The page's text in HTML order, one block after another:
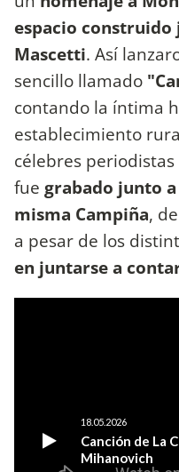
espacio construido
Mascetti. Así
sencillo llamado
contando la íntima
establecimiento
célebres
fue grabado junto
misma Campiña,
a pesar de los
en juntarse a